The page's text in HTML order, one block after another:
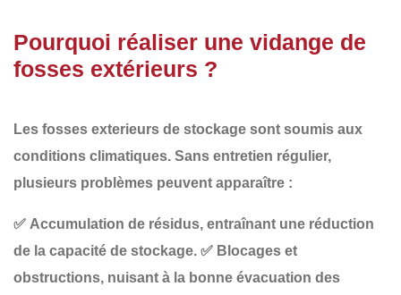
Pourquoi réaliser une vidange de
fosses extérieurs ?
Les fosses exterieurs de stockage sont soumis aux
conditions climatiques. Sans entretien régulier,
plusieurs problèmes peuvent apparaître :
✅ Accumulation de résidus, entraînant une réduction
de la capacité de stockage. ✅ Blocages et
obstructions, nuisant à la bonne évacuation des